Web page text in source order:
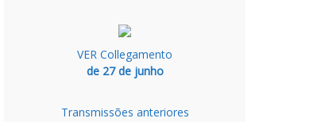
VER Collegamento
de 27 de junho
Transmissões anteriores